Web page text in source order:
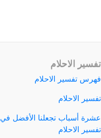
تفسير الاحلام
فهرس تفسير الاحلام
تفسير الاحلام
عشرة أسباب تجعلنا الأفضل في
تفسير الاحلام